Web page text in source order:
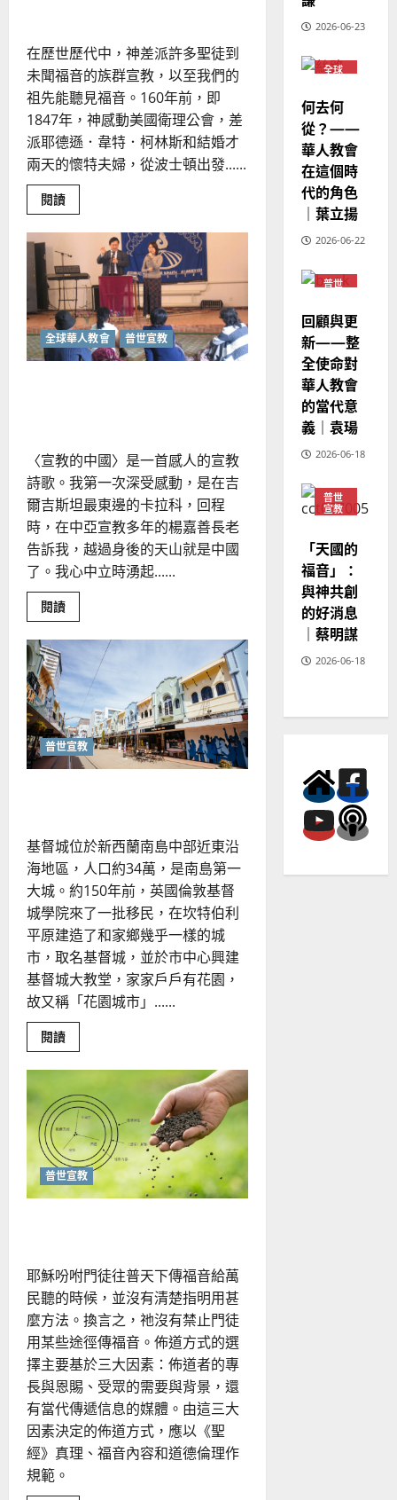
在歷世歷代中，神差派許多聖徒到
未聞福音的族群宣教，以至我們的
祖先能聽見福音。160年前，即
1847年，神感動美國衛理公會，差
派耶德遜．韋特．柯林斯和結婚才
兩天的懷特夫婦，從波士頓出發......
閱讀Read
more
推
宣
教
鉅
輪
繼
續
邁
進
｜
全球華人教會 普世宣教
〈宣教的中國〉是一首感人的宣教
詩歌。我第一次深受感動，是在吉
爾吉斯坦最東邊的卡拉科，回程
時，在中亞宣教多年的楊嘉善長老
告訴我，越過身後的天山就是中國
了。我心中立時湧起......
閱讀Read
more
二
一
世
紀
宣
教
的
中
國
｜
普世宣教
基督城位於新西蘭南島中部近東沿
海地區，人口約34萬，是南島第一
大城。約150年前，英國倫敦基督
城學院來了一批移民，在坎特伯利
平原建造了和家鄉幾乎一樣的城
市，取名基督城，並於市中心興建
基督城大教堂，家家戶戶有花園，
故又稱「花園城市」......
閱讀Read
more
祂
我
開
道
路
｜
吳
誠
普世宣教
耶穌吩咐門徒往普天下傳福音給萬
民聽的時候，並沒有清楚指明用甚
麼方法。換言之，祂沒有禁止門徒
用某些途徑傳福音。佈道方式的選
擇主要基於三大因素：佈道者的專
長與恩賜、受眾的需要與背景，還
有當代傳遞信息的媒體。由這三大
因素決定的佈道方式，應以《聖
經》真理、福音內容和道德倫理作
規範。
｜
約
瑟
2025-
02-
20
佳
美
見
證
｜
歐
陽
瑞
萍
2025-
6
來
西
亞
人
的
農
曆
新
年
余
自
力
2025-
02-
18
7
普世宣教
德
國
華
人
宣
經
｜
振
忠
、
溫
淑
芳
20
2026-06-23
全球
普世
宣教
何去何
從？——
華人教會
在這個時
代的角色
｜葉立揚
2026-06-22
普世
回顧與更
新——整
全使命對
華人教會
的當代意
義｜袁瑒
2026-06-18
普世
宣教
「天國的
福音」：
與神共創
的好消息
｜蔡明謀
2026-06-18